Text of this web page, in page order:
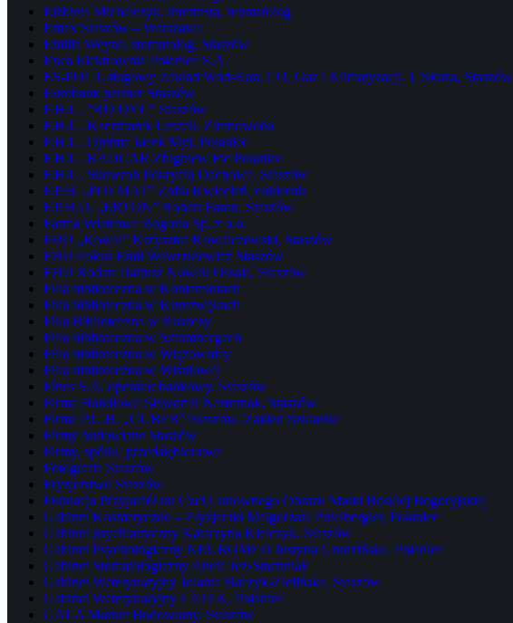
Elżbieta Michalczyk, internista, reumatolog
Emex Staszów – Warszawa
Emilia Weyna, stomatolog, Staszów
Enea Elektrownia Połaniec S.A.
ES-POL Usługowy Zakład Wod-Kan, CO, Gaz i Klimatyzacji, J. Skuza, Staszów
Eurobank partner Staszów
F.H.U. ”RD DYL” Staszów
F.H.U. Kaczmarek Leszek, Zimnowoda
F.H.U. Optima Jacek Myl, Połaniec
F.H.U. RADCAR Zbigniew Fic Połaniec
F.H.U. Skowron Pokrycia Dachowe, Staszów
F.P.H. „POEMAT” Zofia Kwiecień, cukiernia
F.P.H.U. „ERTON” Robert Faron, Staszów
Farma Wiatrowa Bogoria Sp. z o.o.
FHU „Kowal” Krzysztof Kowalczewski, Staszów
FHU Fokus Emil Wawrzkiewicz Staszów
FHU Rodan Dariusz Nowak Ossala, Staszów
Filia biblioteczna w Koniemłotach
Filia biblioteczna w Kurozwękach
Filia Biblioteczna w Ruszczy
Filia biblioteczna w Sztombergach
Filia biblioteczna w Wiązownicy
Filia biblioteczna w Wiśniowej
Fines S.A. operator bankowy, Staszów
Firma Handlowa Sławomir Nasternak, Staszów
Firma P.U.H. „CUBER” Staszów, Zakład Szklarski
Firmy budowlane Staszów
Firmy, spółki, przedsiębiorstwa
Fotografia Staszów
Fryzjerstwo Staszów
Fundacja Przyjaciół ku Czci Cudownego Obrazu Matki Boskiej Bogoryjskiej
Gabinet Kosmetyczno – Fryzjerski Małgorzata Putelbergier, Połaniec
Gabinet psychiatryczny Katarzyna Kielczyk, Staszów
Gabinet Psychologiczny NEUROMED Justyna Grudzińska, Połaniec
Gabinet Stomatologiczny Aneta Jeż-Stachniak
Gabinet Weterynaryjny Jolanta Haczyk-Zielińska, Staszów
Gabinet Weterynaryjny ŁATEK, Połaniec
GALA Market Budowlany, Staszów